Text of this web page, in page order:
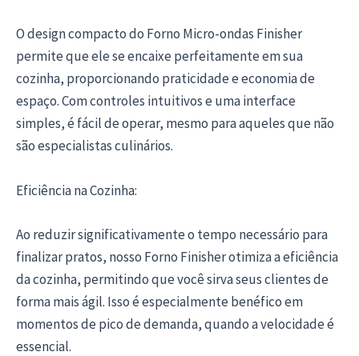
O design compacto do Forno Micro-ondas Finisher
permite que ele se encaixe perfeitamente em sua
cozinha, proporcionando praticidade e economia de
espaço. Com controles intuitivos e uma interface
simples, é fácil de operar, mesmo para aqueles que não
são especialistas culinários.
Eficiência na Cozinha:
Ao reduzir significativamente o tempo necessário para
finalizar pratos, nosso Forno Finisher otimiza a eficiência
da cozinha, permitindo que você sirva seus clientes de
forma mais ágil. Isso é especialmente benéfico em
momentos de pico de demanda, quando a velocidade é
essencial.